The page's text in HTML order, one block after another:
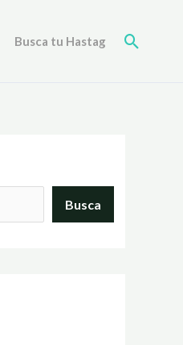
Busca tu Hastag Buscar
Busca